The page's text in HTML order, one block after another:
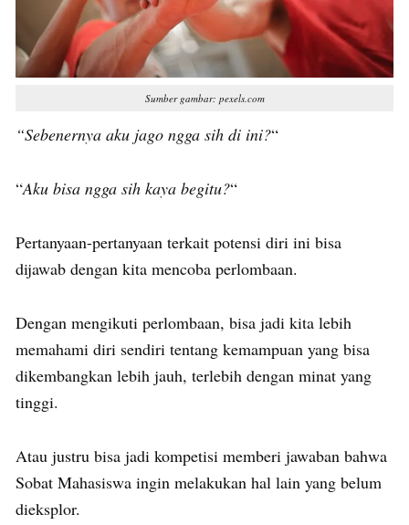
Sumber gambar: pexels.com
“Sebenernya aku jago ngga sih di ini?“
“Aku bisa ngga sih kaya begitu?“
Pertanyaan-pertanyaan terkait potensi diri ini bisa
dijawab dengan kita mencoba perlombaan.
Dengan mengikuti perlombaan, bisa jadi kita lebih
memahami diri sendiri tentang kemampuan yang bisa
dikembangkan lebih jauh, terlebih dengan minat yang
tinggi.
Atau justru bisa jadi kompetisi memberi jawaban bahwa
Sobat Mahasiswa ingin melakukan hal lain yang belum
dieksplor.